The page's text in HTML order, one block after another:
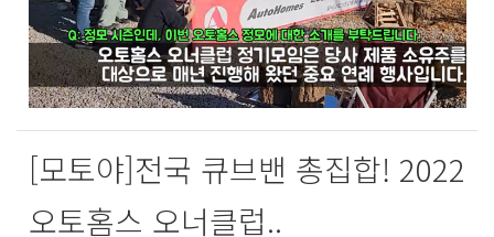
[모토야]전국 큐브밴 총집합! 2022
오토홈스 오너클럽..